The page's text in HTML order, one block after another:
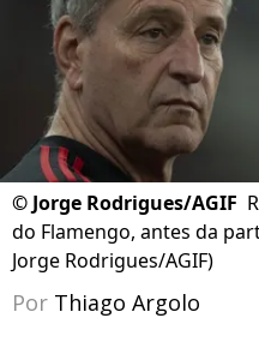
©Jorge Rodrigues/AGIF
do Flamengo, antes da
Jorge Rodrigues/AGIF)
Por Thiago Argolo